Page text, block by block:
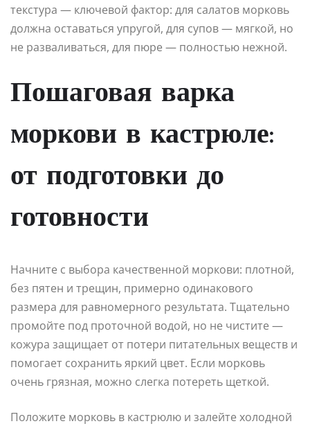
текстура — ключевой фактор: для салатов морковь
должна оставаться упругой, для супов — мягкой, но
не разваливаться, для пюре — полностью нежной.
Пошаговая варка
моркови в кастрюле:
от подготовки до
готовности
Начните с выбора качественной моркови: плотной,
без пятен и трещин, примерно одинакового
размера для равномерного результата. Тщательно
промойте под проточной водой, но не чистите —
кожура защищает от потери питательных веществ и
помогает сохранить яркий цвет. Если морковь
очень грязная, можно слегка потереть щеткой.
Положите морковь в кастрюлю и залейте холодной